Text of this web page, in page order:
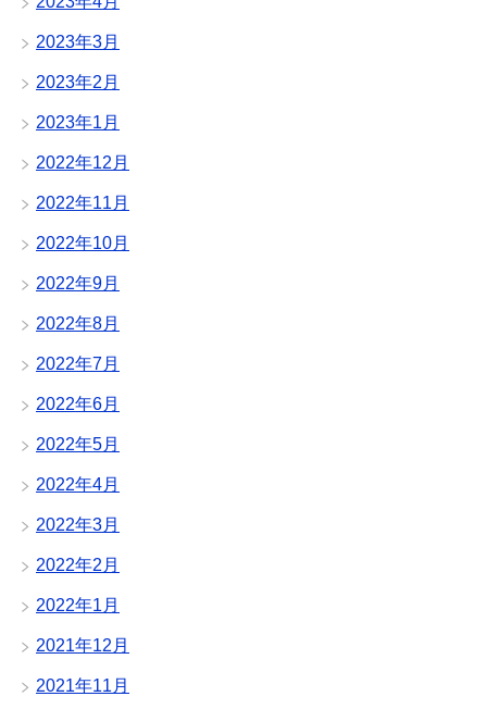
2023年3月
2023年2月
2023年1月
2022年12月
2022年11月
2022年10月
2022年9月
2022年8月
2022年7月
2022年6月
2022年5月
2022年4月
2022年3月
2022年2月
2022年1月
2021年12月
2021年11月